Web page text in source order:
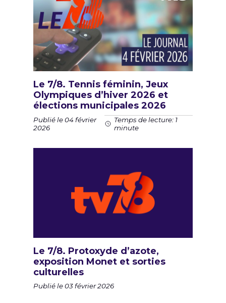
Le 7/8. Tennis féminin, Jeux
Olympiques d’hiver 2026 et
élections municipales 2026
Publié le 04 février
2026
Temps de lecture: 1
minute
Le 7/8. Protoxyde d’azote,
exposition Monet et sorties
culturelles
Publié le 03 février 2026